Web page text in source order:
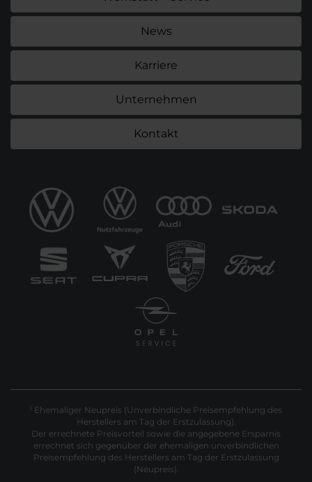
News
Karriere
Unternehmen
Kontakt
1 Ehemaliger Neupreis (Unverbindliche Preisempfehlung des
Herstellers am Tag der Erstzulassung).
Der errechnete Preisvorteil sowie die angegebene Ersparnis
errechnet sich gegenüber der ehemaligen unverbindlichen
Preisempfehlung des Herstellers am Tag der Erstzulassung
(Neupreis).